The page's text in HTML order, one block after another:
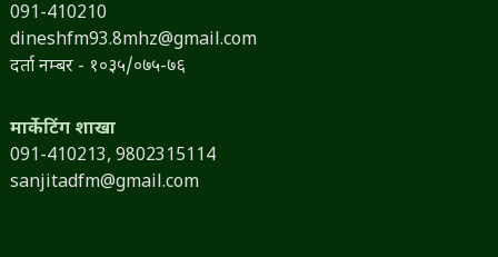
091-410210
dineshfm93.8mhz@gmail.com
दर्ता नम्बर - १०३५/०७५-७६
मार्केटिंग शाखा
091-410213, 9802315114
sanjitadfm@gmail.com